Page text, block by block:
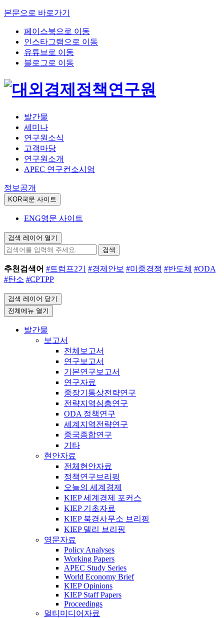
본문으로 바로가기
페이스북으로 이동
인스타그램으로 이동
유튜브로 이동
블로그로 이동
발간물
세미나
연구원소식
고객마당
연구원소개
APEC 연구컨소시엄
정보공개
KOR국문 사이트
ENG영문 사이트
검색 레이어 열기
검색
추천검색어 #트럼프2기 #경제안보 #미중경쟁 #반도체 #ODA
#탄소 #CPTPP
검색 레이어 닫기
전체메뉴 열기
발간물
보고서
전체보고서
연구보고서
기본연구보고서
연구자료
중장기통상전략연구
전략지역심층연구
ODA 정책연구
세계지역전략연구
중국종합연구
기타
현안자료
전체현안자료
정책연구브리핑
오늘의 세계경제
KIEP 세계경제 포커스
KIEP 기초자료
KIEP 북경사무소 브리핑
KIEP 델리 브리핑
영문자료
Policy Analyses
Working Papers
APEC Study Series
World Economy Brief
KIEP Opinions
KIEP Staff Papers
Proceedings
멀티미디어자료